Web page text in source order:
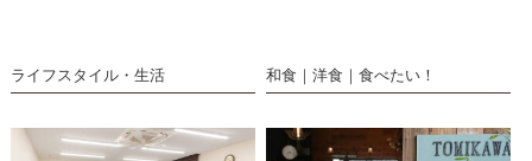
ライフスタイル・生活 和食 洋食 食べたい！